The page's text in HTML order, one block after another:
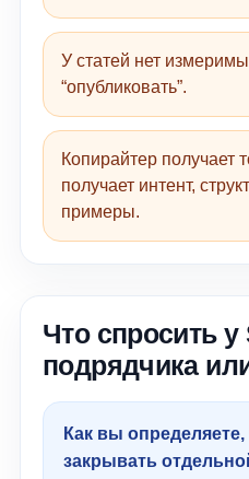
У статей нет
“опубликовать”.
Копирайтер получает
получает интент,
примеры.
Что спросить у
подрядчика
Как вы
закрывать